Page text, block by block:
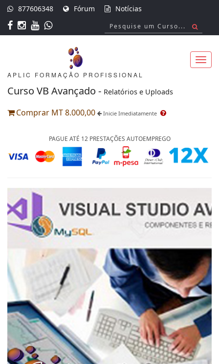
877606348 Fórum Notícias
APLIC FORMAÇÃO PROFISSIONAL
Curso VB Avançado - Relatórios e Uploads
Comprar MT 8.000,00 Inicie Imediatamente
PAGUE ATÉ 12 PRESTAÇÕES AUTOEMPREGO